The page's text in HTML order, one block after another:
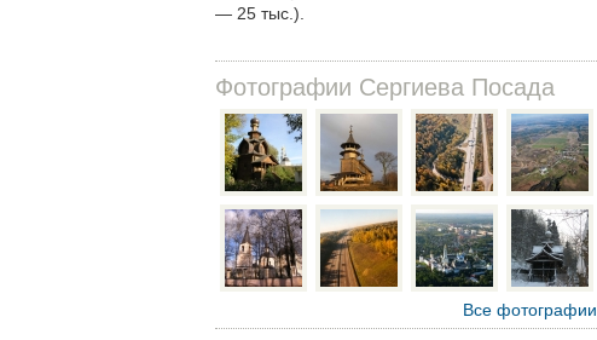
— 25 тыс.).
Фотографии Сергиева Посада
Все фотографии